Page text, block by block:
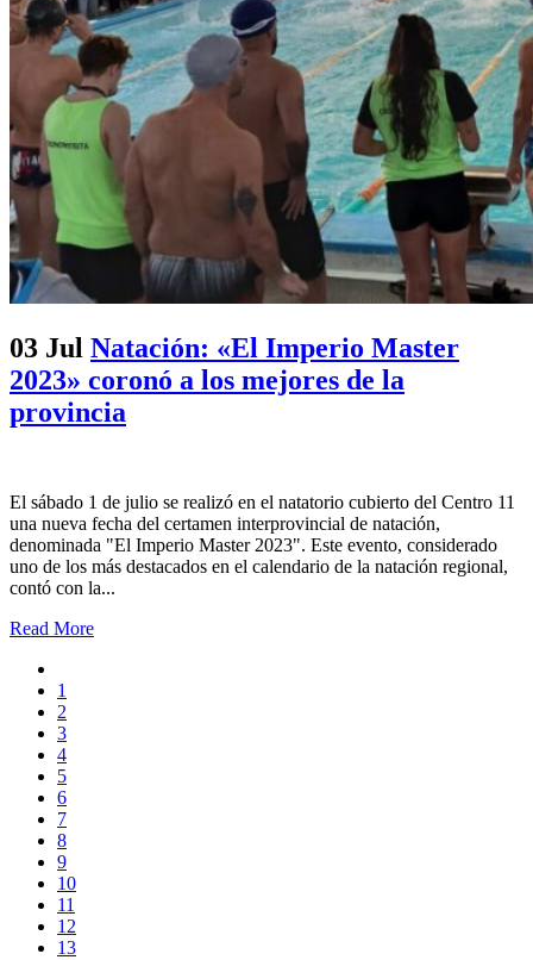
03 Jul Natación: «El Imperio Master
2023» coronó a los mejores de la
provincia
El sábado 1 de julio se realizó en el natatorio cubierto del Centro 11
una nueva fecha del certamen interprovincial de natación,
denominada "El Imperio Master 2023". Este evento, considerado
uno de los más destacados en el calendario de la natación regional,
contó con la...
Read More
1
2
3
4
5
6
7
8
9
10
11
12
13